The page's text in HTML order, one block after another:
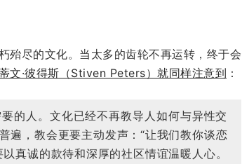
殆尽的文化。当太多的齿轮不再运转，终于会
文·彼得斯（Stiven Peters）就同样注意到 ：
的人。文化已经不再教导人如何与异性交
遍，教会更要主动发声：“让我们教你谈恋
真诚的款待和深厚的社区情谊温暖人心。